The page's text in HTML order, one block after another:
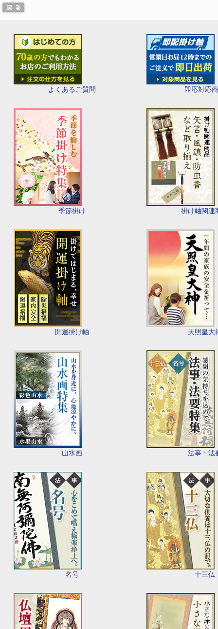
よくあるご質問 即応対応
季節掛け 掛け軸関連
開運掛け軸 天照皇大
山水画 法事・法
名号 十三仏